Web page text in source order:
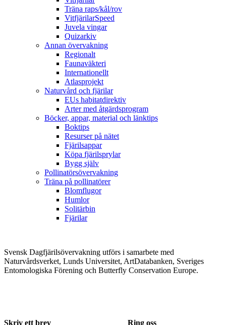
Träna raps/kål/rov
VitfjärilarSpeed
Juvela vingar
Quizarkiv
Annan övervakning
Regionalt
Faunaväkteri
Internationellt
Atlasprojekt
Naturvård och fjärilar
EUs habitatdirektiv
Arter med åtgärdsprogram
Böcker, appar, material och länktips
Boktips
Resurser på nätet
Fjärilsappar
Köpa fjärilsprylar
Bygg själv
Pollinatörsövervakning
Träna på pollinatörer
Blomflugor
Humlor
Solitärbin
Fjärilar
Svensk Dagfjärilsövervakning utförs i samarbete med
Naturvårdsverket, Lunds Universitet, ArtDatabanken, Sveriges
Entomologiska Förening och Butterfly Conservation Europe.
Skriv ett brev Ring oss